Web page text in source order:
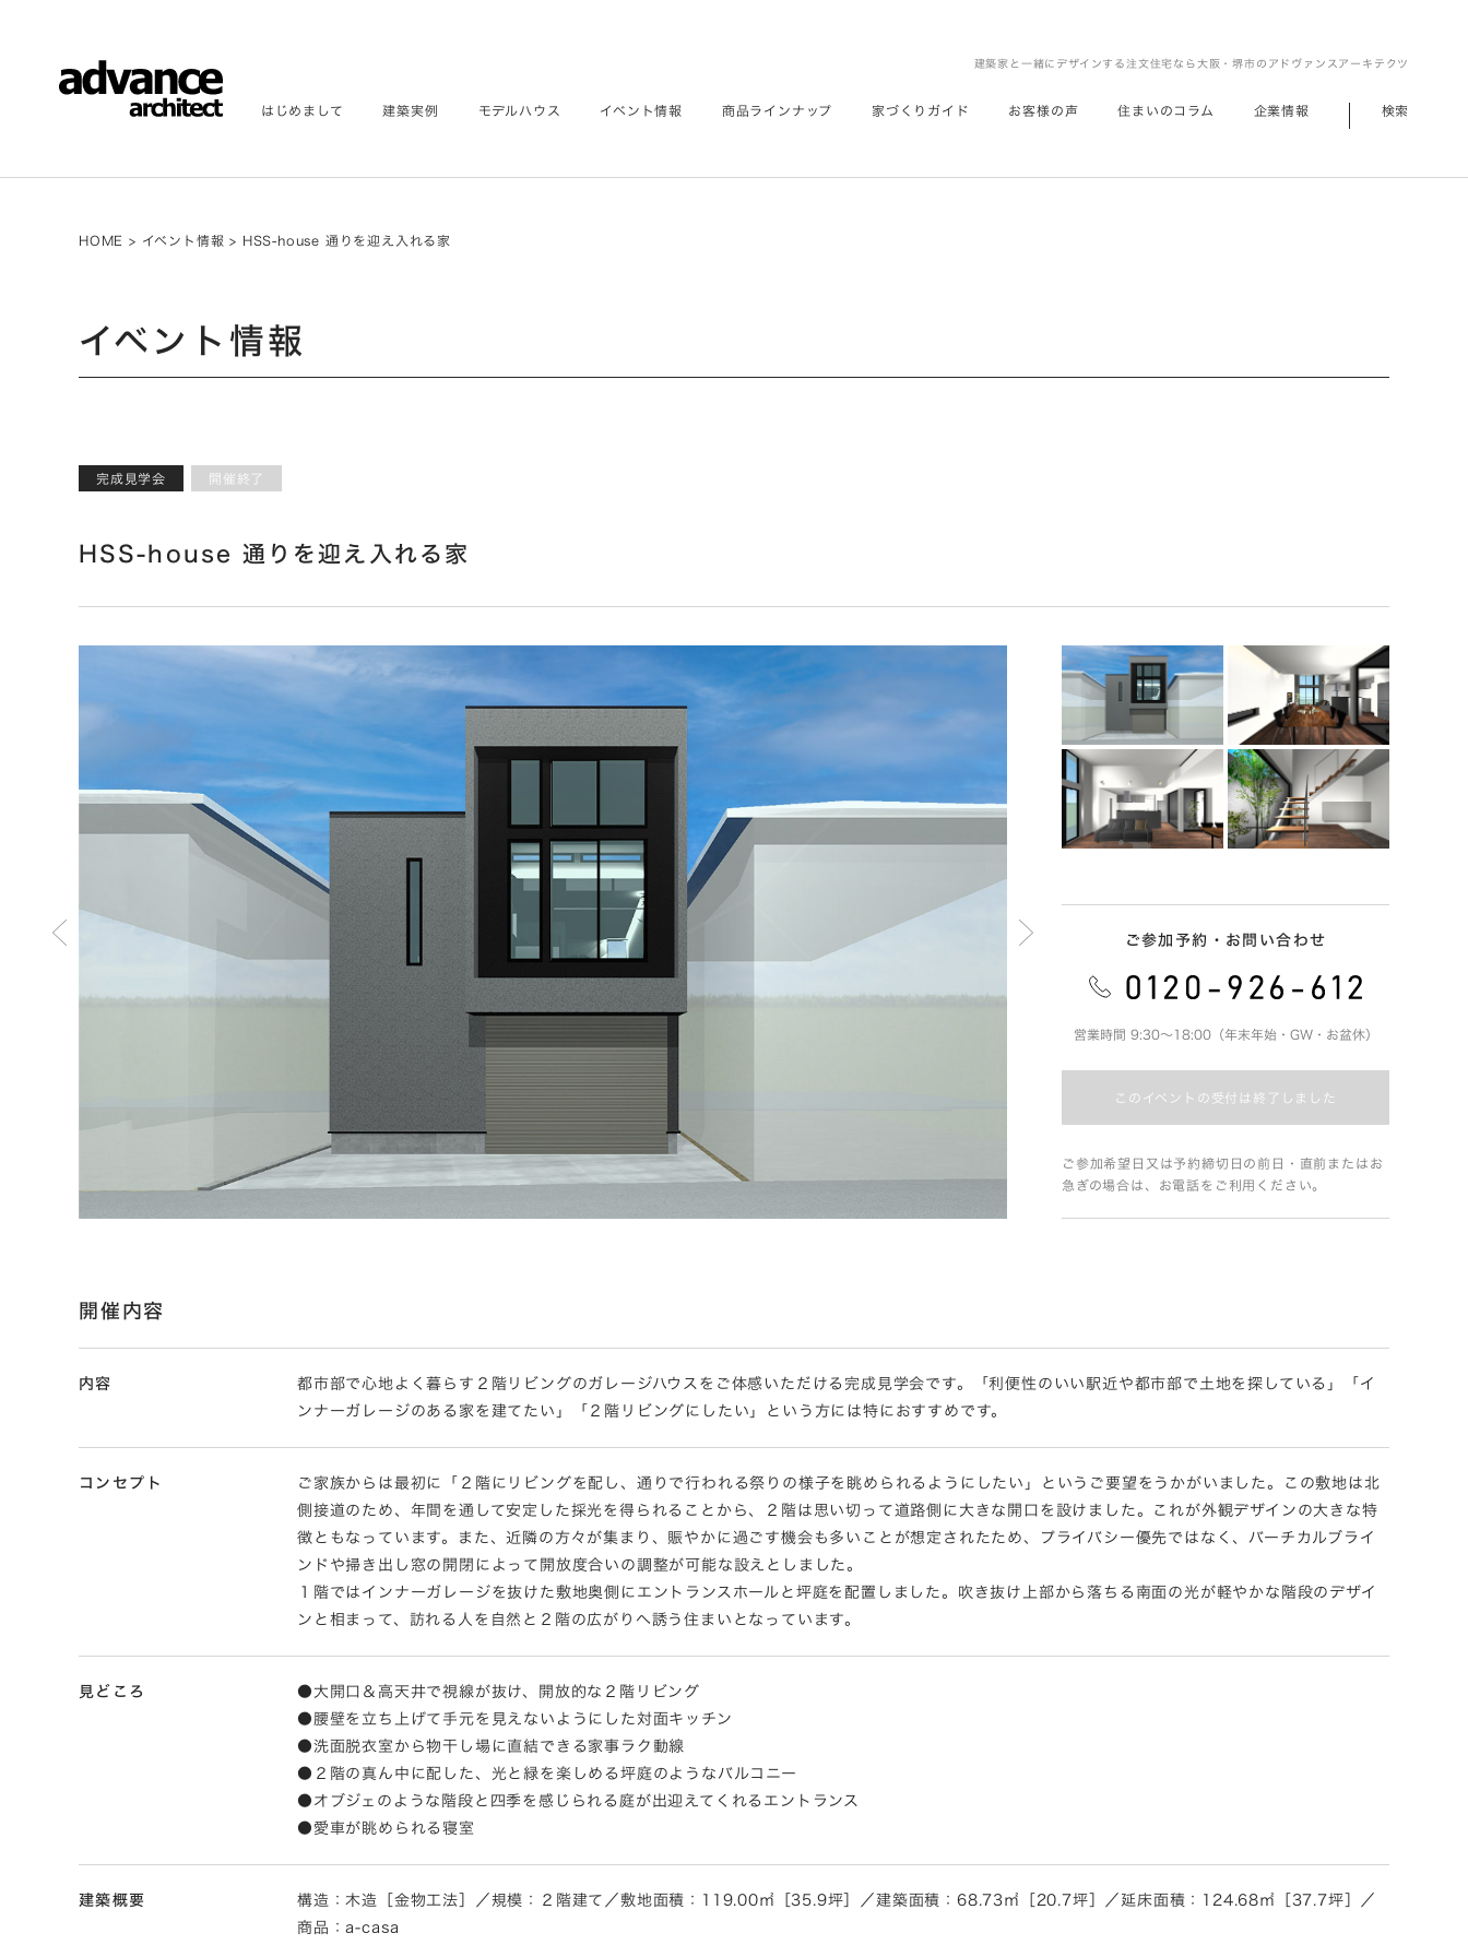
建築家と一緒にデザインする注文住宅なら大阪・堺市のアドヴァンスアーキテクツ
はじめまして 建築実例 モデルハウス イベント情報 商品ラインナップ 家づくりガイド お客様の声 住まいのコラム 企業情報 検索
HOME > イベント情報 > HSS-house 通りを迎え入れる家
イベント情報
完成見学会 開催終了
HSS-house 通りを迎え入れる家
ご参加予約・お問い合わせ
営業時間 9:30～18:00（年末年始・GW・お盆休）
このイベントの受付は終了しました
ご参加希望日又は予約締切日の前日・直前またはお
急ぎの場合は、お電話をご利用ください。
開催内容
内容
都市部で心地よく暮らす２階リビングのガレージハウスをご体感いただける完成見学会です。「利便性のいい駅近や都市部で土地を探している」「イ
ンナーガレージのある家を建てたい」「２階リビングにしたい」という方には特におすすめです。
コンセプト
ご家族からは最初に「２階にリビングを配し、通りで行われる祭りの様子を眺められるようにしたい」というご要望をうかがいました。この敷地は北
側接道のため、年間を通して安定した採光を得られることから、２階は思い切って道路側に大きな開口を設けました。これが外観デザインの大きな特
徴ともなっています。また、近隣の方々が集まり、賑やかに過ごす機会も多いことが想定されたため、プライバシー優先ではなく、バーチカルブライ
ンドや掃き出し窓の開閉によって開放度合いの調整が可能な設えとしました。
１階ではインナーガレージを抜けた敷地奥側にエントランスホールと坪庭を配置しました。吹き抜け上部から落ちる南面の光が軽やかな階段のデザイ
ンと相まって、訪れる人を自然と２階の広がりへ誘う住まいとなっています。
見どころ
●大開口＆高天井で視線が抜け、開放的な２階リビング
●腰壁を立ち上げて手元を見えないようにした対面キッチン
●洗面脱衣室から物干し場に直結できる家事ラク動線
●２階の真ん中に配した、光と緑を楽しめる坪庭のようなバルコニー
●オブジェのような階段と四季を感じられる庭が出迎えてくれるエントランス
●愛車が眺められる寝室
建築概要
構造：木造［金物工法］／規模：２階建て／敷地面積：119.00㎡［35.9坪］／建築面積：68.73㎡［20.7坪］／延床面積：124.68㎡［37.7坪］／
商品：a-casa